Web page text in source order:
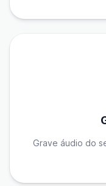
Grave áudio do